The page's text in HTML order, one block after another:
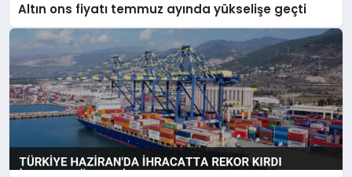
Altın ons fiyatı temmuz ayında yükselişe geçti